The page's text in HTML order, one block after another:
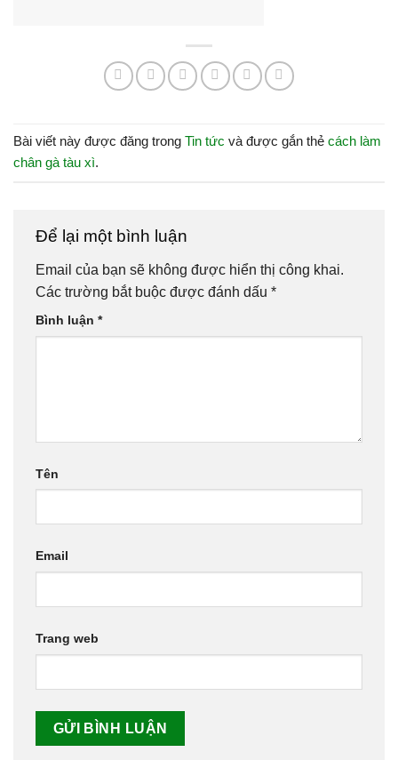
Bài viết này được đăng trong Tin tức và được gắn thẻ cách làm
chân gà tàu xì.
Để lại một bình luận
Email của bạn sẽ không được hiển thị công khai.
Các trường bắt buộc được đánh dấu *
Bình luận *
Tên
Email
Trang web